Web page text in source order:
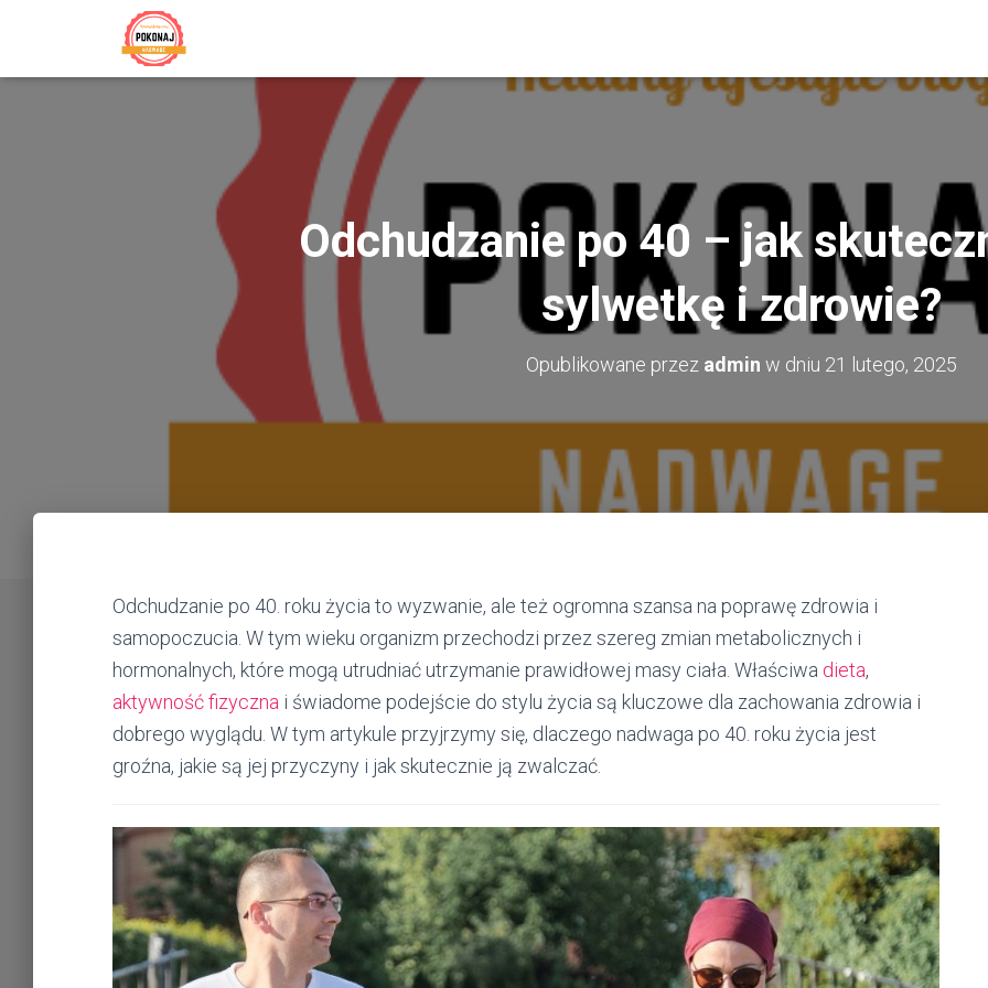
Odchudzanie po 40 – jak
sylwetkę i zdrowie?
Opublikowane przez admin w dniu 21 lutego, 2025
Odchudzanie po 40. roku życia to wyzwanie, ale też ogromna szansa na poprawę zdrowia i
samopoczucia. W tym wieku organizm przechodzi przez szereg zmian metabolicznych i
hormonalnych, które mogą utrudniać utrzymanie prawidłowej masy ciała. Właściwa dieta,
aktywność fizyczna i świadome podejście do stylu życia są kluczowe dla zachowania zdrowia i
dobrego wyglądu. W tym artykule przyjrzymy się, dlaczego nadwaga po 40. roku życia jest
groźna, jakie są jej przyczyny i jak skutecznie ją zwalczać.